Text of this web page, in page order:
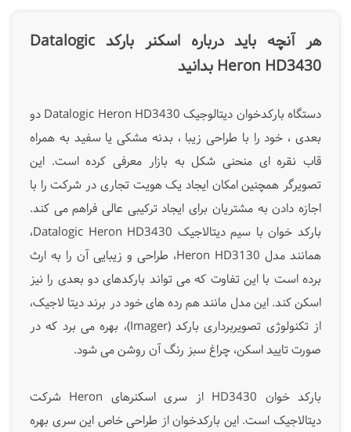
هر آنچه باید درباره اسکنر بارکد Datalogic
Heron HD3430 بدانید
دستگاه بارکدخوان دیتالوجیک Datalogic Heron HD3430 دو
بعدی ، خود را با طراحی زیبا ، بدنه مشکی یا سفید به همراه
قاب نقره ای منحنی شکل به بازار معرفی کرده است. این
تصویرگر همچنین امکان ایجاد یک هویت تجاری در شرکت را با
اجازه دادن به مشتریان برای ایجاد ترکیبی عالی فراهم می کند.
بارکد خوان با سیم دیتالاجیک Datalogic Heron HD3430،
همانند مدل Heron HD3130، طراحی و زیبایی آن را به ارث
برده است با این تفاوت که می تواند بارکدهای دو بعدی را نیز
اسکن کند. این مدل مانند هم رده های خود در برند دیتا لاجیک،
از تکنولوژی تصویربرداری بارکد (Imager)، بهره می برد که در
صورت تایید اسکن، چراغ سبز رنگ آن روشن می شود.
بارکد خوان HD3430 از سری اسکنرهای Heron شرکت
دیتالاجیک است. این بارکدخوان از طراحی خاص این سری بهره